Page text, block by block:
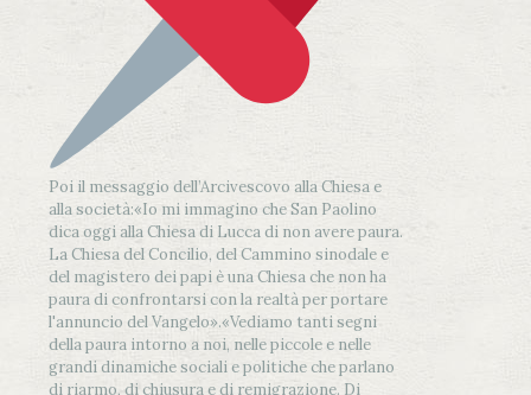
Poi il messaggio dell’Arcivescovo alla Chiesa e
alla società:«Io mi immagino che San Paolino
dica oggi alla Chiesa di Lucca di non avere paura.
La Chiesa del Concilio, del Cammino sinodale e
del magistero dei papi è una Chiesa che non ha
paura di confrontarsi con la realtà per portare
l'annuncio del Vangelo».«Vediamo tanti segni
della paura intorno a noi, nelle piccole e nelle
grandi dinamiche sociali e politiche che parlano
di riarmo, di chiusura e di remigrazione. Di